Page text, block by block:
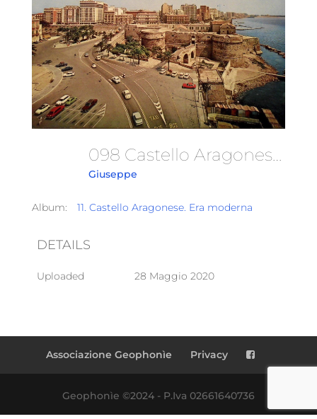
098 Castello Aragonese E Borgo
Giuseppe
Album: 11. Castello Aragonese. Era moderna
DETAILS
Uploaded 28 Maggio 2020
Associazione Geophonìe Privacy
Geophonìe ©2024 - P.Iva 02661640736